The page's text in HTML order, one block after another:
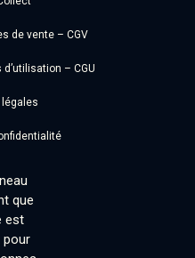
de vente – CGV
– CGU